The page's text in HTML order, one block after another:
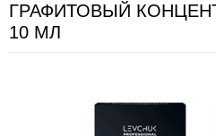
ГРАФИТОВЫЙ
10 МЛ